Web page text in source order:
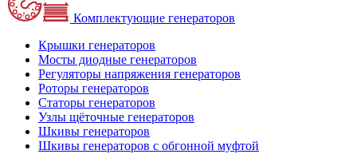
Комплектующие генераторов
Крышки генераторов
Мосты диодные генераторов
Регуляторы напряжения генераторов
Роторы генераторов
Статоры генераторов
Узлы щёточные генераторов
Шкивы генераторов
Шкивы генераторов с обгонной муфтой